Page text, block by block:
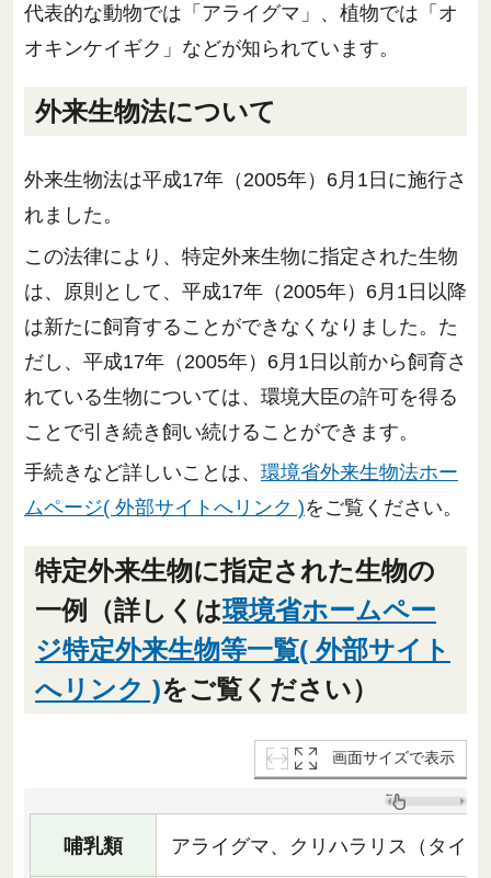
代表的な動物では「アライグマ」、植物では「オ
オキンケイギク」などが知られています。
外来生物法について
外来生物法は平成17年（2005年）6月1日に施行さ
れました。
この法律により、特定外来生物に指定された生物
は、原則として、平成17年（2005年）6月1日以降
は新たに飼育することができなくなりました。た
だし、平成17年（2005年）6月1日以前から飼育さ
れている生物については、環境大臣の許可を得る
ことで引き続き飼い続けることができます。
手続きなど詳しいことは、 環境省外来生物法ホー
ムページ( 外部サイトへリンク )をご覧ください。
特定外来生物に指定された生物の
一例（詳しくは環境省ホームペー
ジ特定外来生物等一覧( 外部サイト
へリンク )をご覧ください）
画面サイズで表示
哺乳類 アライグマ、クリハラリス（タイ